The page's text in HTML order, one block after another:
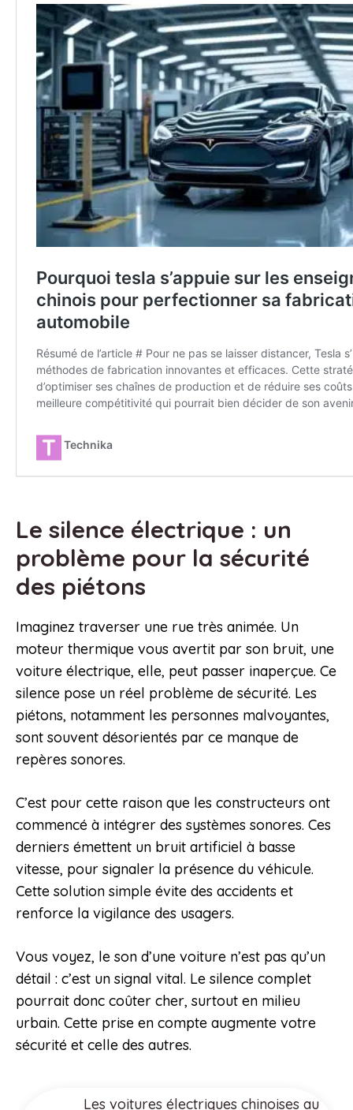
Le silence électrique : un
problème pour la sécurité
des piétons
Imaginez traverser une rue très animée. Un
moteur thermique vous avertit par son bruit, une
voiture électrique, elle, peut passer inaperçue. Ce
silence pose un réel problème de sécurité. Les
piétons, notamment les personnes malvoyantes,
sont souvent désorientés par ce manque de
repères sonores.
C’est pour cette raison que les constructeurs ont
commencé à intégrer des systèmes sonores. Ces
derniers émettent un bruit artificiel à basse
vitesse, pour signaler la présence du véhicule.
Cette solution simple évite des accidents et
renforce la vigilance des usagers.
Vous voyez, le son d’une voiture n’est pas qu’un
détail : c’est un signal vital. Le silence complet
pourrait donc coûter cher, surtout en milieu
urbain. Cette prise en compte augmente votre
sécurité et celle des autres.
Les voitures électriques chinoises au